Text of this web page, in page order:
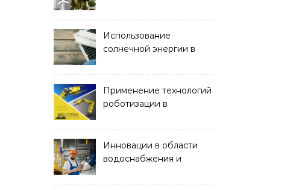
Использование
солнечной энергии в
Применение технологий
роботизации в
Инновации в области
водоснабжения и